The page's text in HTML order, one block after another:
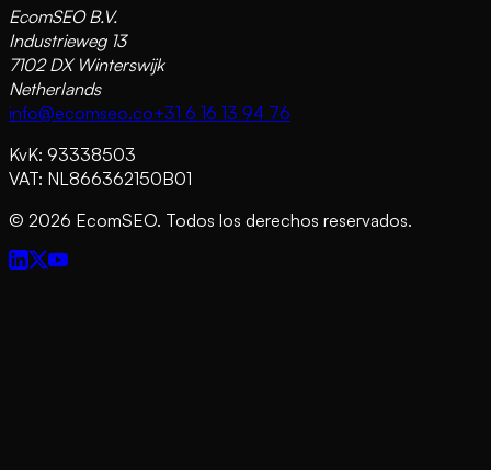
EcomSEO B.V.
Industrieweg 13
7102 DX Winterswijk
Netherlands
info@ecomseo.co+31 6 16 13 94 76
KvK: 93338503
VAT: NL866362150B01
© 2026 EcomSEO. Todos los derechos reservados.